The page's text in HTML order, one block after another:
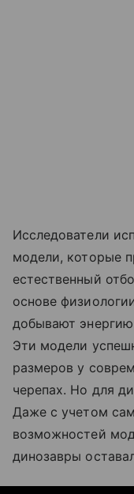
Исследователи
модели, которые
естественный
основе
добывают
Эти модели
размеров у
черепах. Но для
Даже с учетом
возможностей
динозавры